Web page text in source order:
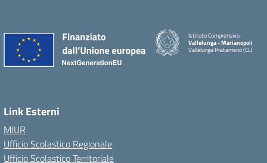
Istituto Comprensivo
Vallelunga - Marianopoli
Vallelunga Pratameno (CL)
Link Esterni
MIUR
Ufficio Scolastico Regionale
Ufficio Scolastico Territoriale